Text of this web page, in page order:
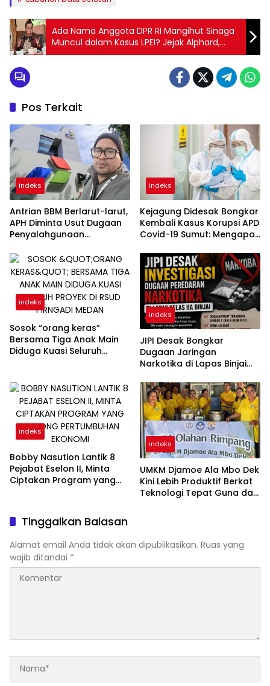
Ada Nama Anggota DPR RI Mangihut Sinaga
Muncul dalam Kasus LPEI? Jejak Alphard,
Utang Puluhan Miliar, Jadi Perhatian Publik
Pos Terkait
indeks
Antrian BBM Berlarut-larut,
APH Diminta Usut Dugaan
Penyalahgunaan
Pertamina
indeks
Kejagung Didesak Bongkar
Kembali Kasus Korupsi APD
Covid-19 Sumut: Mengapa
Kini Tak Tersentuh?
indeks
Sosok “orang keras”
Bersama Tiga Anak Main
Diduga Kuasi Seluruh
indeks
JIPI Desak Bongkar
Dugaan Jaringan
Narkotika di Lapas Binjai
Warga Binaan
indeks
Bobby Nasution Lantik 8
Pejabat Eselon II, Minta
Ciptakan Program yang
indeks
UMKM Djamoe Ala Mbo Dek
Kini Lebih Produktif Berkat
Teknologi Tepat Guna dari
Tinggalkan Balasan
Alamat email Anda tidak akan dipublikasikan. Ruas yang
wajib ditandai *